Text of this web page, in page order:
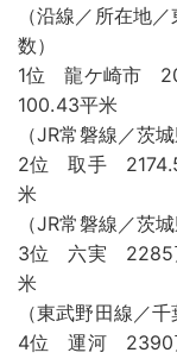
（沿線／所在地
数）
1位 龍ケ崎市
100.43平米
（JR常磐線／茨
2位 取手
米
（JR常磐線／茨
3位 六実 2285
米
（東武野田線／
4位 運河 2390